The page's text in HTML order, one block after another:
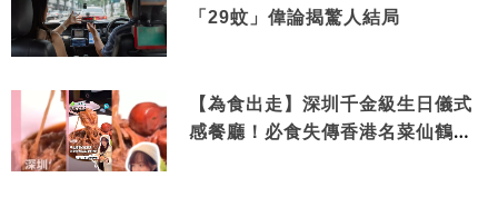
「29蚊」偉論揭驚人結局
【為食出走】深圳千金級生日儀式
感餐廳！必食失傳香港名菜仙鶴神